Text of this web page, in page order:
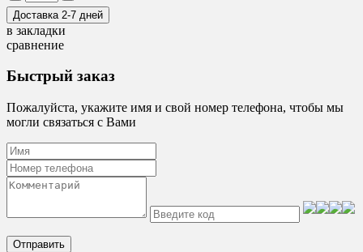
в закладки
сравнение
Быстрый заказ
Пожалуйста, укажите имя и свой номер телефона, чтобы мы
могли связаться с Вами
Отправить